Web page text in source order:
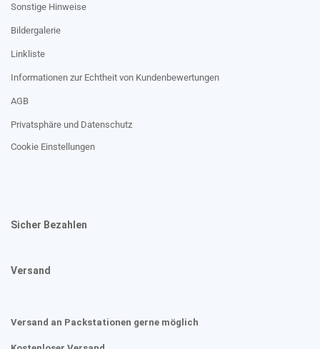
Sonstige Hinweise
Bildergalerie
Linkliste
Informationen zur Echtheit von Kundenbewertungen
AGB
Privatsphäre und Datenschutz
Cookie Einstellungen
Sicher Bezahlen
Versand
Versand an Packstationen gerne möglich